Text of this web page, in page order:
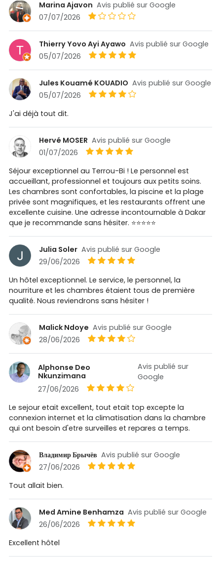
Marina Ajavon Avis publié sur Google
07/07/2026
Thierry Yovo Ayi Ayawo Avis publié sur Google
05/07/2026
Jules Kouamé KOUADIO Avis publié sur Google
05/07/2026
J'ai déjà tout dit.
Hervé MOSER Avis publié sur Google
01/07/2026
Séjour exceptionnel au Terrou-Bi ! Le personnel est
accueillant, professionnel et toujours aux petits soins.
Les chambres sont confortables, la piscine et la plage
privée sont magnifiques, et les restaurants offrent une
excellente cuisine. Une adresse incontournable à Dakar
que je recommande sans hésiter. ⭐⭐⭐⭐⭐
Julia Soler Avis publié sur Google
29/06/2026
Un hôtel exceptionnel. Le service, le personnel, la
nourriture et les chambres étaient tous de première
qualité. Nous reviendrons sans hésiter !
Malick Ndoye Avis publié sur Google
28/06/2026
Alphonse Deo
Nkunzimana
Avis publié sur
Google
27/06/2026
Le sejour etait excellent, tout etait top excepte la
connexion internet et la climatisation dans la chambre
qui ont besoin d'etre surveilles et repares a temps.
Владимир Брычёв Avis publié sur Google
27/06/2026
Tout allait bien.
Med Amine Benhamza Avis publié sur Google
26/06/2026
Excellent hôtel